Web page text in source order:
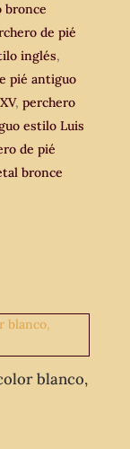
bronce
de pié
inglés,
pié antiguo
,perchero
estilo Luis
de pié
bronce
blanco,